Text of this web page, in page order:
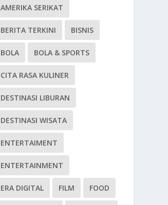
AMERIKA SERIKAT
BERITA TERKINI BISNIS
BOLA BOLA & SPORTS
CITA RASA KULINER
DESTINASI LIBURAN
DESTINASI WISATA
ENTERTAIMENT
ENTERTAINMENT
ERA DIGITAL FILM FOOD